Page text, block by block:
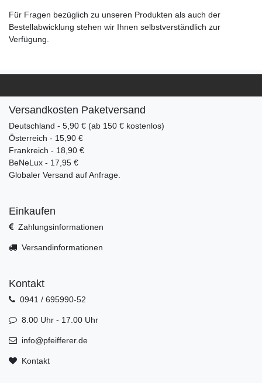
Für Fragen bezüglich zu unseren Produkten als auch der
Bestellabwicklung stehen wir Ihnen selbstverständlich zur
Verfügung.
Versandkosten Paketversand
Deutschland - 5,90 € (ab 150 € kostenlos)
Österreich - 15,90 €
Frankreich - 18,90 €
BeNeLux - 17,95 €
Globaler Versand auf Anfrage.
Einkaufen
Zahlungsinformationen
Versandinformationen
Kontakt
0941 / 695990-52
8.00 Uhr - 17.00 Uhr
info@pfeifferer.de
Kontakt